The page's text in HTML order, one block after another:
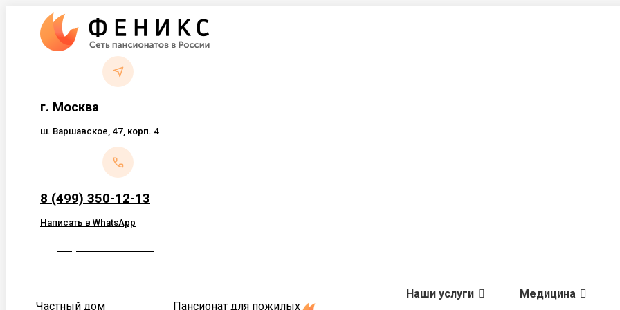
Перейти
содержанию
г. Москва
ш. Варшавское, 47, корп. 4
8 (499) 350-12-13
Написать в WhatsApp
Частный дом
Пансионат для пожилых
Наши услуги Медицина